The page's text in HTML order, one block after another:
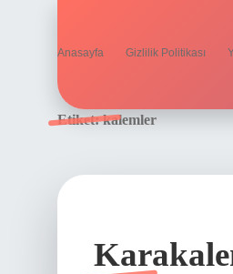
Anasayfa Gizlilik Politikası
Etiket:kalemler